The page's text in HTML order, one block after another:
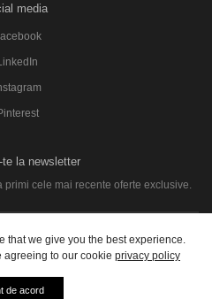
media
te la newsletter
cele mai recente oferte exclusive.
drepturile rezervate.
that we give you the best experience.
agreeing to our cookie privacy policy
de acord